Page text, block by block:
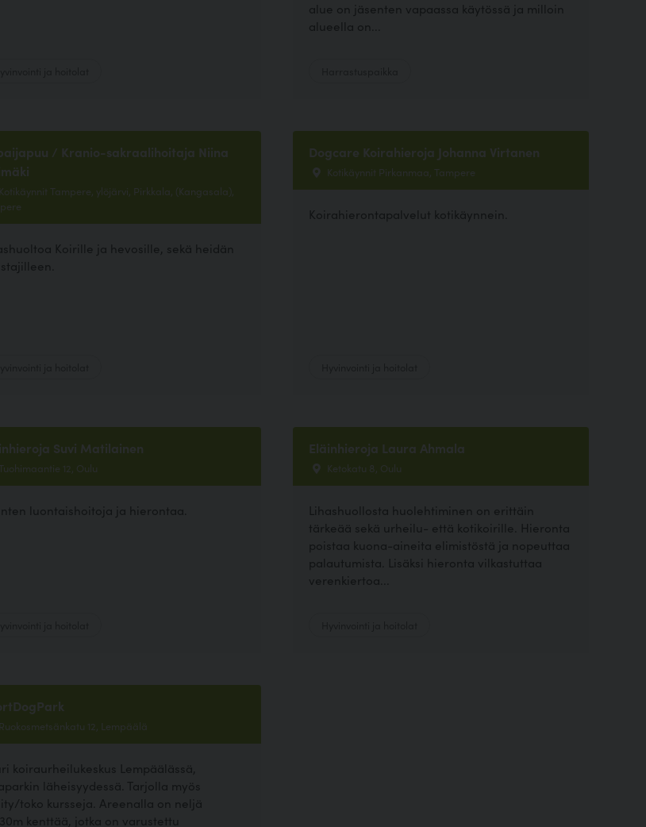
alue on jäsenten vapaassa käytössä ja milloin
alueella on...
/ Kranio-sakraalihoitaja Niina
Kotikäynnit Tampere, ylöjärvi, Pirkkala, (Kangasala),
Koirille ja hevosille, sekä heidän
Dogcare Koirahieroja Johanna Virtanen
Kotikäynnit Pirkanmaa, Tampere
Koirahierontapalvelut kotikäynnein.
Suvi Matilainen
Tuohimaantie 12, Oulu
luontaishoitoja ja hierontaa.
Eläinhieroja Laura Ahmala
Ketokatu 8, Oulu
Lihashuollosta huolehtiminen on erittäin
tärkeää sekä urheilu- että kotikoirille. Hieronta
poistaa kuona-aineita elimistöstä ja nopeuttaa
palautumista. Lisäksi hieronta vilkastuttaa
verenkiertoa...
Ruokosmetsänkatu 12, Lempäälä
koiraurheilukeskus Lempäälässä,
läheisyydessä. Tarjolla myös
toko kursseja. Areenalla on neljä
kenttää, jotka on varustettu